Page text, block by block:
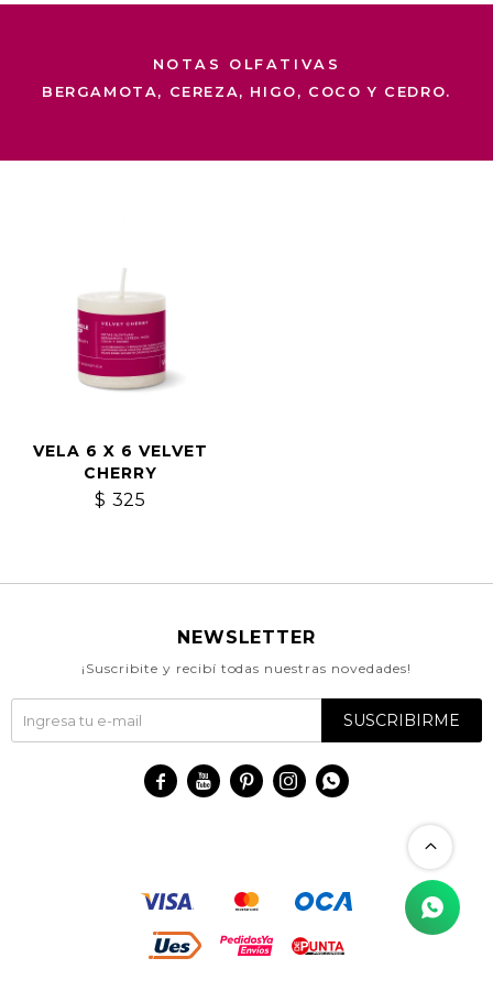
NOTAS OLFATIVAS
BERGAMOTA, CEREZA, HIGO, COCO Y CEDRO.
VELA 6 X 6 VELVET
CHERRY
$ 325
NEWSLETTER
¡Suscribite y recibí todas nuestras novedades!
SUSCRIBIRME
    